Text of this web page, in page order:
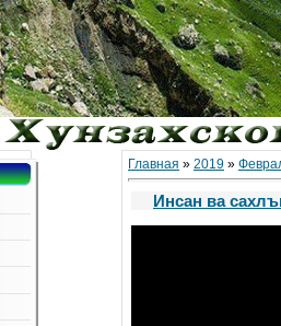
Главная » 2019 »
Инсан ва